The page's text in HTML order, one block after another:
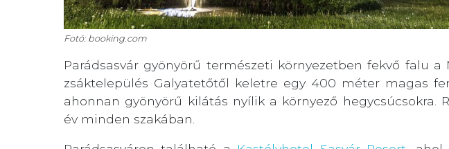
Fotó: booking.com
Parádsasvár gyönyörű természeti környezetben fekvő falu a
zsáktelepülés Galyatetőtől keletre egy 400 méter magas
ahonnan gyönyörű kilátás nyílik a környező hegycsúcsokra.
év minden szakában.